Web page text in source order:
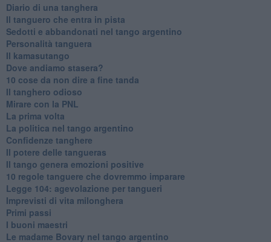
Diario di una tanghera
Il tanguero che entra in pista
Sedotti e abbandonati nel tango argentino
Personalità tanguera
Il kamasutango
Dove andiamo stasera?
10 cose da non dire a fine tanda
Il tanghero odioso
Mirare con la PNL
La prima volta
La politica nel tango argentino
Confidenze tanghere
Il potere delle tangueras
Il tango genera emozioni positive
10 regole tanguere che dovremmo imparare
Legge 104: agevolazione per tangueri
Imprevisti di vita milonghera
Primi passi
I buoni maestri
Le madame Bovary nel tango argentino